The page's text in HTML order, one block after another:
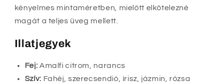
kényelmes mintaméretben, mielőtt elkötelezné
magát a teljes üveg mellett.
Illatjegyek
Fej: Amalfi citrom, narancs
Szív: Fahéj, szerecsendió, írisz, jázmin, rózsa